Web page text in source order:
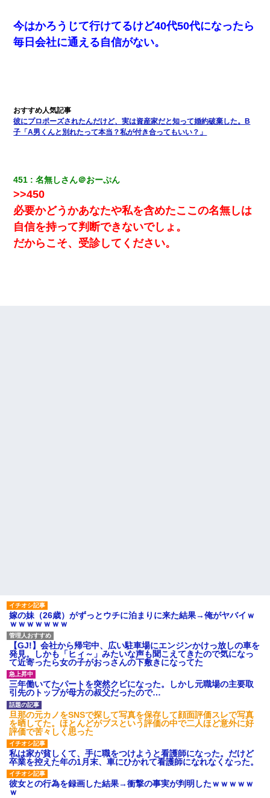
きます！」
ら、旦那の顔が曇って雰囲気が一転。そそくさと話を切り上げて
いつもより早く寝付いてしまった…｜生活｜ワロタあんてな
9月に付き合い始めたけどこの、この人と結婚はないわと判断して
別れた。その元彼が交通事故で重体になっているらしく…
小2の頃、妹と昼寝してたら家が火事になってて気づくと逃げ場が
なかった。妹を抱き締めて「ﾀﾋんじゃうよ」って泣いてたら…
今はかろうじて行けてるけど40代50代になったら
毎日会社に通える自信がない。
彼にプロポーズされたんだけど、実は資産家だと知って婚約破棄した。B
子「A男くんと別れたって本当？私が付き合ってもいい？」
451 名無しさん＠おーぷん
>>450
必要かどうかあなたや私を含めたここの名無しは
自信を持って判断できないでしょ。
だからこそ、受診してください。
嫁の妹（26歳）がずっとウチに泊まりに来た結果→俺がヤバイｗ
ｗｗｗｗｗｗｗ
【GJ!】会社から帰宅中、広い駐車場にエンジンかけっ放しの車を
発見。しかも「ヒィ～」みたいな声も聞こえてきたので気になっ
て近寄ったら女の子がおっさんの下敷きになってた
三年働いてたパートを突然クビになった。しかし元職場の主要取
引先のトップが母方の叔父だったので…
旦那の元カノをSNSで探して写真を保存して顔面評価スレで写真
を晒してた。ほとんどがブスという評価の中で二人ほど意外に好
評価で苦々しく思った
私は家が貧しくて、手に職をつけようと看護師になった。だけど
卒業を控えた年の1月末、車にひかれて看護師になれなくなった。
彼女との行為を録画した結果→衝撃の事実が判明したｗｗｗｗｗ
ｗ